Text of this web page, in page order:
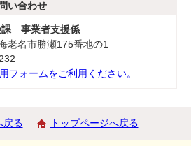
い合わせ
事業者支援係
老名市勝瀬175番地の1
フォームをご利用ください。
戻る トップページへ戻る